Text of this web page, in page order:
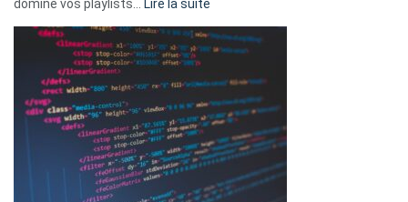
des
3
secondes
domine vos playlists…
Lire la suite
Wrapped
est
là
:
Le
Wrapped
Party